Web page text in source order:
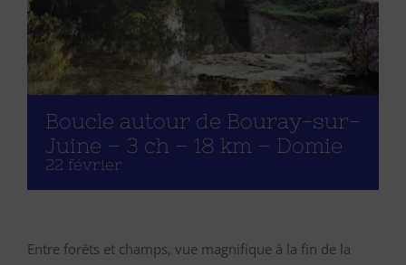
Boucle autour de Bouray-sur-
Juine – 3 ch – 18 km – Domie
22 février
Entre forêts et champs, vue magnifique à la fin de la